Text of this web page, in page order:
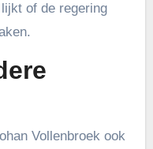
of de regering
Vollenbroek ook